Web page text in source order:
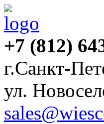
+7 (812)
г.Санкт-
ул.